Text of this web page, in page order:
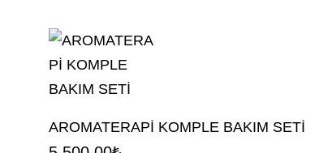
AROMATERAPİ KOMPLE BAKIM SETİ